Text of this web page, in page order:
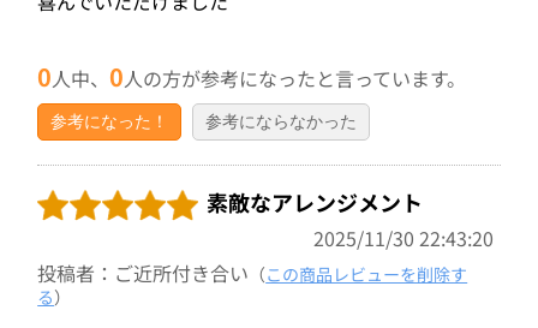
0人中、0人の方が参考になったと言っています。
参考になった！ 参考にならなかった
素敵なアレンジメント
2025/11/30 22:43:20
投稿者：ご近所付き合い （この商品レビューを削除す
る）